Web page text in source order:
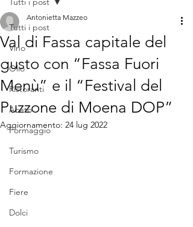
Tutti i post
Vino
Olio
Ristoranti
Aceto
Formaggio
Turismo
Formazione
Fiere
Dolci
Val di Fassa capitale del
gusto con “Fassa Fuori
Menù” e il “Festival del
Puzzone di Moena DOP”
Antonietta Mazzeo
Aggiornamento: 24 lug 2022